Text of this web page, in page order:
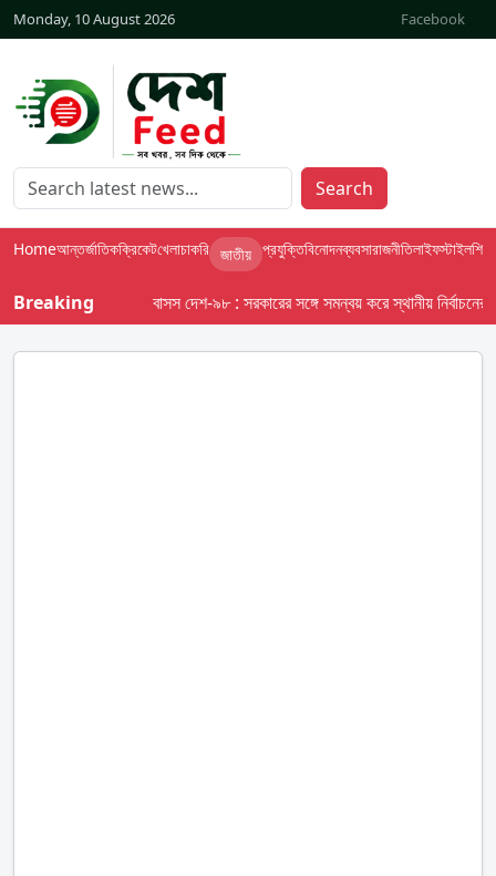
Monday, 10 August 2026 Facebook
Search
Homeআন্তর্জাতিকক্রিকেটখেলাচাকরি জাতীয় প্রযুক্তিবিনোদনব্যবসারাজনীতিলাইফস্টাইলশিক্ষা
Breaking বাসস দেশ-৯৮ : সরকারের সঙ্গে সমন্বয় করে স্থানীয় নির্বাচনের